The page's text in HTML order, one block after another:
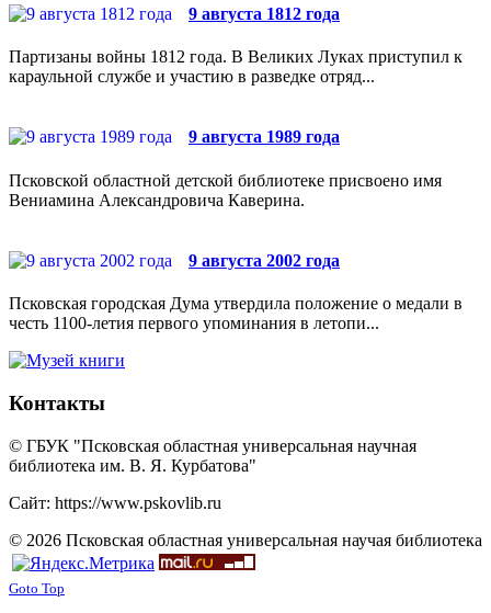
9 августа 1812 года
Партизаны войны 1812 года. В Великих Луках приступил к
караульной службе и участию в разведке отряд...
9 августа 1989 года
Псковской областной детской библиотеке присвоено имя
Вениамина Александровича Каверина.
9 августа 2002 года
Псковская городская Дума утвердила положение о медали в
честь 1100-летия первого упоминания в летопи...
Контакты
© ГБУК "Псковская областная универсальная научная
библиотека им. В. Я. Курбатова"
Сайт: https://www.pskovlib.ru
© 2026 Псковская областная универсальная научая библиотека
Goto Top